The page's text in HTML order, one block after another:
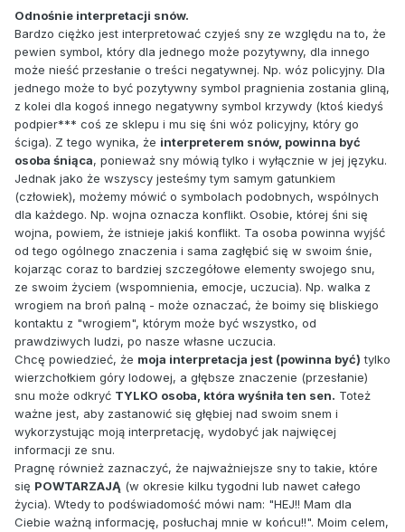
Odnośnie interpretacji snów.
Bardzo ciężko jest interpretować czyjeś sny ze względu na to, że
pewien symbol, który dla jednego może pozytywny, dla innego
może nieść przesłanie o treści negatywnej. Np. wóz policyjny. Dla
jednego może to być pozytywny symbol pragnienia zostania gliną,
z kolei dla kogoś innego negatywny symbol krzywdy (ktoś kiedyś
podpier*** coś ze sklepu i mu się śni wóz policyjny, który go
ściga). Z tego wynika, że interpreterem snów, powinna być
osoba śniąca, ponieważ sny mówią tylko i wyłącznie w jej języku.
Jednak jako że wszyscy jesteśmy tym samym gatunkiem
(człowiek), możemy mówić o symbolach podobnych, wspólnych
dla każdego. Np. wojna oznacza konflikt. Osobie, której śni się
wojna, powiem, że istnieje jakiś konflikt. Ta osoba powinna wyjść
od tego ogólnego znaczenia i sama zagłębić się w swoim śnie,
kojarząc coraz to bardziej szczegółowe elementy swojego snu,
ze swoim życiem (wspomnienia, emocje, uczucia). Np. walka z
wrogiem na broń palną - może oznaczać, że boimy się bliskiego
kontaktu z "wrogiem", którym może być wszystko, od
prawdziwych ludzi, po nasze własne uczucia.
Chcę powiedzieć, że moja interpretacja jest (powinna być) tylko
wierzchołkiem góry lodowej, a głębsze znaczenie (przesłanie)
snu może odkryć TYLKO osoba, która wyśniła ten sen. Toteż
ważne jest, aby zastanowić się głębiej nad swoim snem i
wykorzystując moją interpretację, wydobyć jak najwięcej
informacji ze snu.
Pragnę również zaznaczyć, że najważniejsze sny to takie, które
się POWTARZAJĄ (w okresie kilku tygodni lub nawet całego
życia). Wtedy to podświadomość mówi nam: "HEJ!! Mam dla
Ciebie ważną informację, posłuchaj mnie w końcu!!". Moim celem,